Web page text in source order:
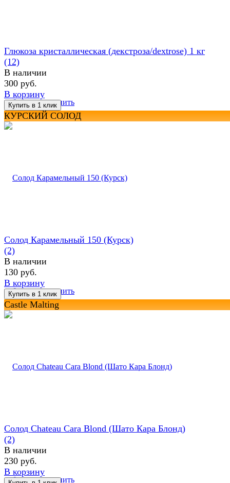
избранное сравнить
Глюкоза кристаллическая (декстроза/dextrose) 1 кг
(12)
В наличии
300 руб.
В корзину
КУРСКИЙ СОЛОД
избранное сравнить
Солод Карамельный 150 (Курск)
(2)
В наличии
130 руб.
В корзину
Castle Malting
избранное сравнить
Солод Chateau Cara Blond (Шато Кара Блонд)
(2)
В наличии
230 руб.
В корзину